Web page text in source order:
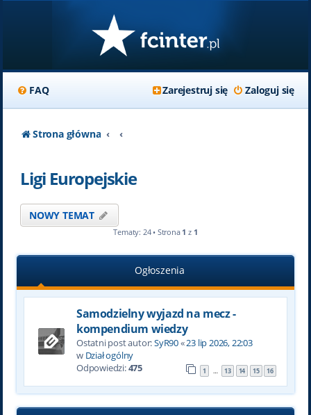
FAQ Zaloguj się
Zarejestruj się
Strona główna
Ligi Europejskie
NOWY TEMAT
Tematy: 24 • Strona 1 z 1
Ogłoszenia
Samodzielny wyjazd na mecz -
kompendium wiedzy
Ostatni post autor:SyR90«23 lip 2026, 22:03
w Dział ogólny
Odpowiedzi:475 1 … 13 14 15 16